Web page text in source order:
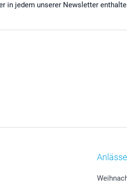
in jedem unserer Newsletter
Anlässe